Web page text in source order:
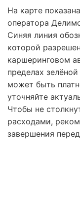
На карте
оператора
Синяя линия
которой
каршеринговом
пределах
может быть
уточняйте
Чтобы не
расходами,
завершения